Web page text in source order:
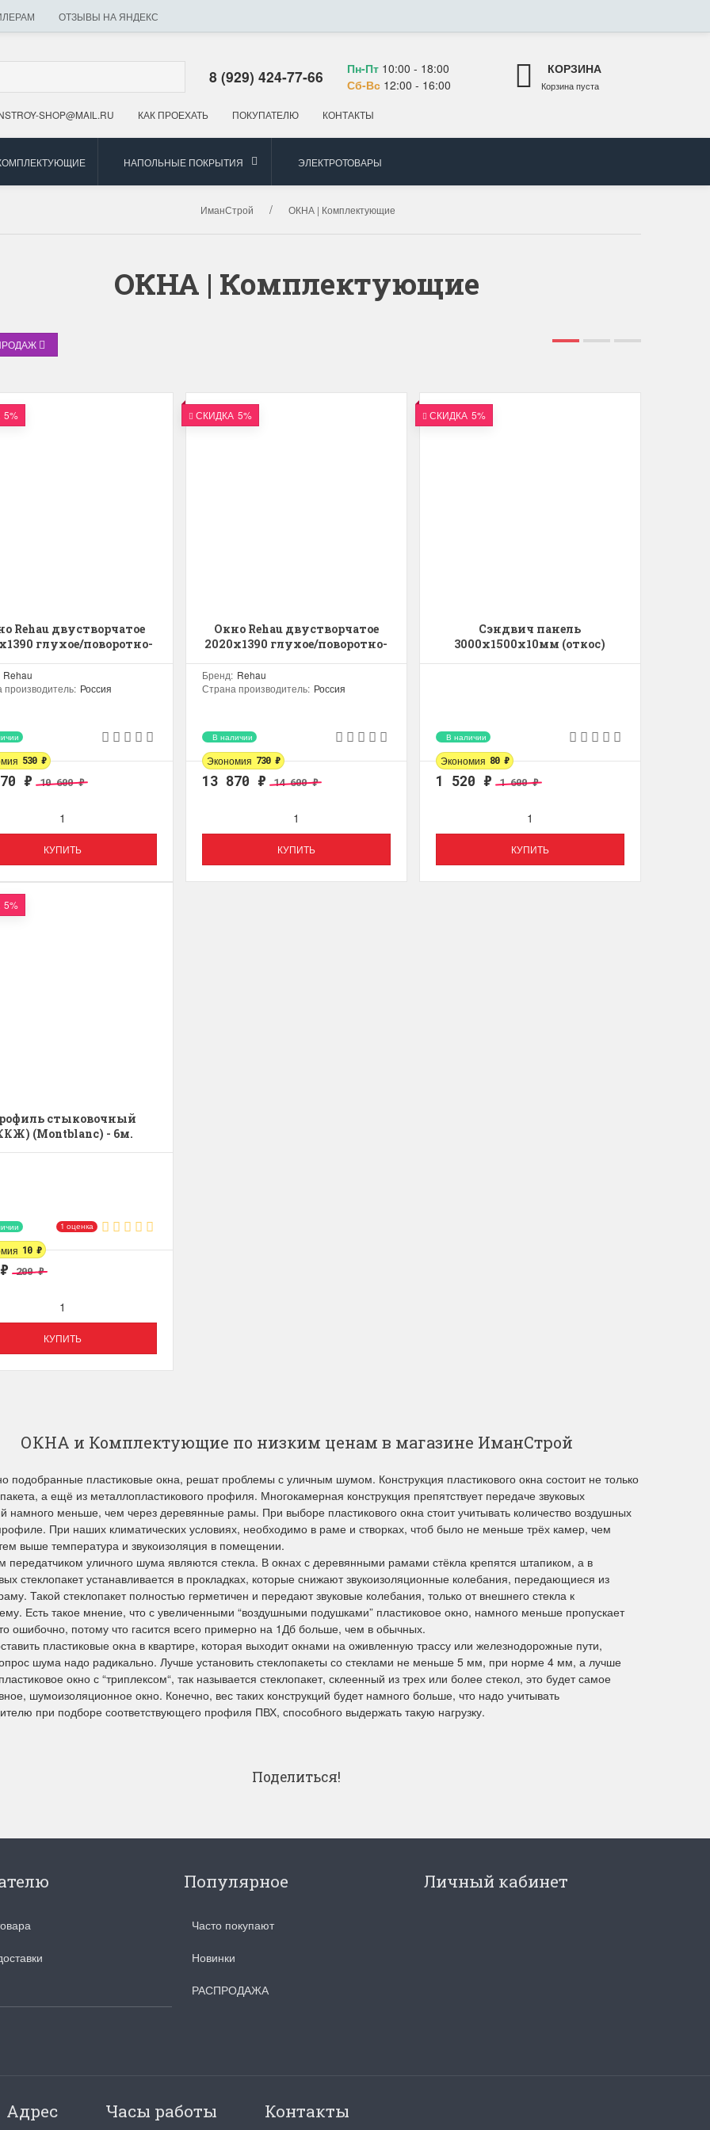
ОТЗЫВЫ НА ЯНДЕКС
8 (929) 424-77-66 Пн-Пт 10:00 - 18:00
Сб-Вс 12:00 - 16:00
КОРЗИНА
Корзина пуста
SHOP@MAIL.RU КАК ПРОЕХАТЬ ПОКУПАТЕЛЮ КОНТАКТЫ
НАПОЛЬНЫЕ ПОКРЫТИЯ ЭЛЕКТРОТОВАРЫ
ИманСтрой ОКНА | Комплектующие
ОКНА | Комплектующие
5%
Rehau двустворчатое
глухое/поворотно-
двухкамерное
Rehau
производитель: Россия
530 ₽
₽ 10 600₽
КУПИТЬ
СКИДКА 5%
Окно Rehau двустворчатое
2020х1390 глухое/поворотно-
двухкамерное
Бренд: Rehau
Страна производитель: Россия
В наличии
Экономия 730 ₽
13 870 ₽ 14 600₽
КУПИТЬ
СКИДКА 5%
Сэндвич панель
3000х1500х10мм (откос)
В наличии
Экономия 80 ₽
1 520 ₽ 1 600₽
КУПИТЬ
5%
стыковочный
(Montblanc) - 6м.
1 оценка
10 ₽
₽ 200₽
КУПИТЬ
ОКНА и Комплектующие по низким ценам в магазине ИманСтрой
подобранные пластиковые окна, решат проблемы с уличным шумом. Конструкция пластикового окна состоит не только
а ещё из металлопластикового профиля. Многокамерная конструкция препятствует передаче звуковых
намного меньше, чем через деревянные рамы. При выборе пластикового окна стоит учитывать количество воздушных
При наших климатических условиях, необходимо в раме и створках, чтоб было не меньше трёх камер, чем
выше температура и звукоизоляция в помещении.
передатчиком уличного шума являются стекла. В окнах с деревянными рамами стёкла крепятся штапиком, а в
стеклопакет устанавливается в прокладках, которые снижают звукоизоляционные колебания, передающиеся из
Такой стеклопакет полностью герметичен и передают звуковые колебания, только от внешнего стекла к
Есть такое мнение, что с увеличенными “воздушными подушками” пластиковое окно, намного меньше пропускает
ошибочно, потому что гасится всего примерно на 1Дб больше, чем в обычных.
пластиковые окна в квартире, которая выходит окнами на оживленную трассу или железнодорожные пути,
шума надо радикально. Лучше установить стеклопакеты со стеклами не меньше 5 мм, при норме 4 мм, а лучше
окно с “триплексом“, так называется стеклопакет, склеенный из трех или более стекол, это будет самое
шумоизоляционное окно. Конечно, вес таких конструкций будет намного больше, что надо учитывать
при подборе соответствующего профиля ПВХ, способного выдержать такую нагрузку.
Поделиться!
Популярное
Часто покупают
Новинки
РАСПРОДАЖА
Личный кабинет
Адрес Часы работы Контакты